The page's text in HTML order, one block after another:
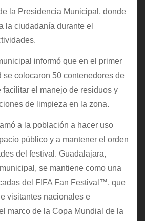
la Presidencia Municipal, donde
la ciudadanía durante el
informó que en el primer
se colocaron 50 contenedores de
facilitar el manejo de residuos y
de limpieza en la zona.
a la población a hacer uso
público y a mantener el orden
del festival. Guadalajara,
se mantiene como una
del FIFA Fan Festival™, que
visitantes nacionales e
marco de la Copa Mundial de la